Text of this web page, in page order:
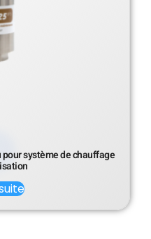
pour système de chauffage